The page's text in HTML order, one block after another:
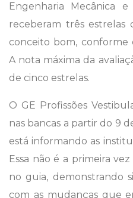
Engenharia Mecânica
receberam três estrelas
conceito bom, conforme
A nota máxima da
de cinco estrelas.
O GE Profissões
nas bancas a partir do 9
está informando as
Essa não é a primeira
no guia, demonstrando
com as mudanças que